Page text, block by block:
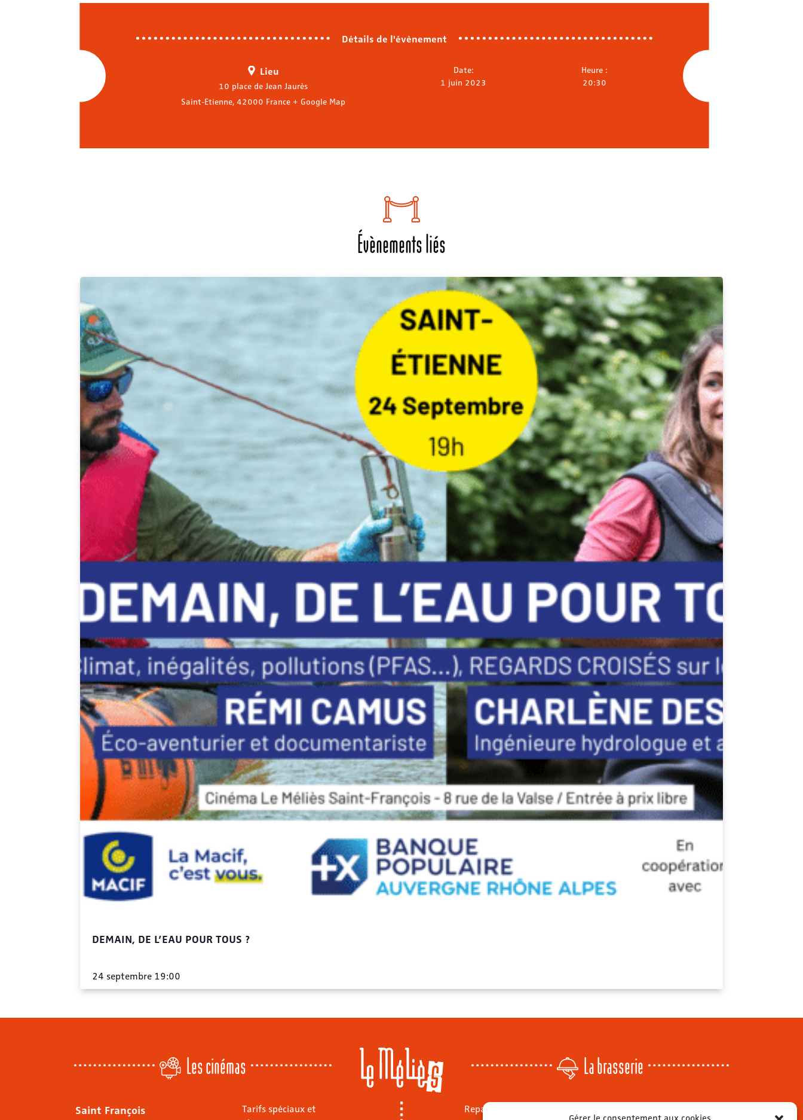
Gérer le consentement aux cookies
Détails de l'évènement
Lieu
10 place de Jean Jaurès
Saint-Etienne, 42000 France + Google Map
Date:
1 juin 2023
Heure :
20:30
Évènements liés
DEMAIN, DE L’EAU POUR TOUS ?
24 septembre 19:00
Les cinémas La brasserie
Saint François
Tarifs spéciaux et
Repas sur place